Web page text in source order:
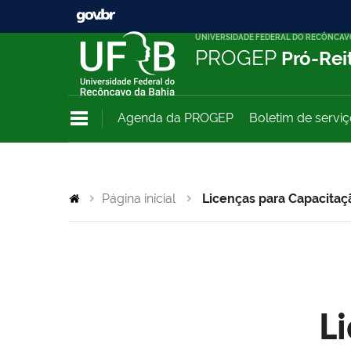
UNIVERSIDADE FEDERAL DO
PROGEP Pró-
Agenda da PROGEP Boletim de
Página inicial Licenças para